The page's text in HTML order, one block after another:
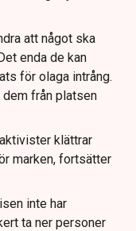
att något ska
enda de kan
för olaga intrång.
från platsen
klättrar
marken, fortsätter
inte har
ta ner personer